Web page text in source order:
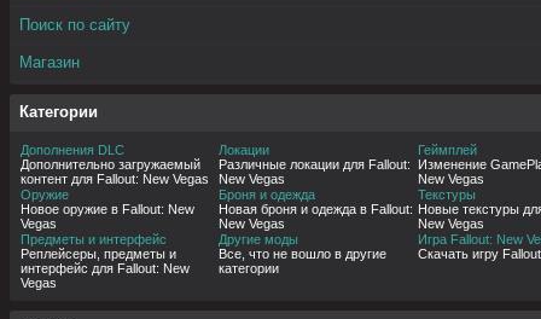
Поиск по сайту
Магазин
Категории
Дополнения DLC
Дополнительно загружаемый
контент для Fallout: New Vegas
Локации
Различные локации для Fallout:
New Vegas
Геймплей
Изменение
New Vegas
Оружие
Новое оружие в Fallout: New
Vegas
Броня и одежда
Новая броня и одежда в Fallout:
New Vegas
Текстуры
Новые текстуры
New Vegas
Предметы и интерфейс
Реплейсеры, предметы и
интерфейс для Fallout: New
Vegas
Другие моды
Все, что не вошло в другие
категории
Игра Fallout: New
Скачать игру